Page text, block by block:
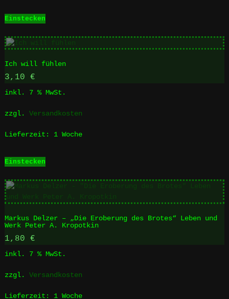
Einstecken
Ich will fühlen
3,10 €
inkl. 7 % MwSt.
zzgl. Versandkosten
Lieferzeit: 1 Woche
Einstecken
Markus Delzer – „Die Eroberung des Brotes“ Leben und
Werk Peter A. Kropotkin
1,80 €
inkl. 7 % MwSt.
zzgl. Versandkosten
Lieferzeit: 1 Woche